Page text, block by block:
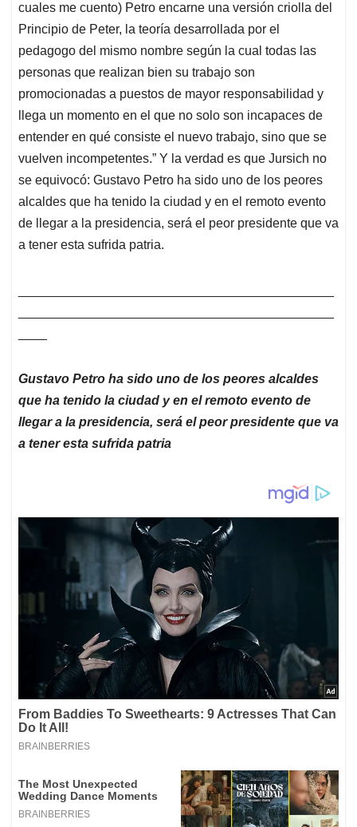
cuales me cuento) Petro encarne una versión criolla del
Principio de Peter, la teoría desarrollada por el
pedagogo del mismo nombre según la cual todas las
personas que realizan bien su trabajo son
promocionadas a puestos de mayor responsabilidad y
llega un momento en el que no solo son incapaces de
entender en qué consiste el nuevo trabajo, sino que se
vuelven incompetentes.” Y la verdad es que Jursich no
se equivocó: Gustavo Petro ha sido uno de los peores
alcaldes que ha tenido la ciudad y en el remoto evento
de llegar a la presidencia, será el peor presidente que va
a tener esta sufrida patria.
Gustavo Petro ha sido uno de los peores alcaldes
que ha tenido la ciudad y en el remoto evento de
llegar a la presidencia, será el peor presidente que va
a tener esta sufrida patria